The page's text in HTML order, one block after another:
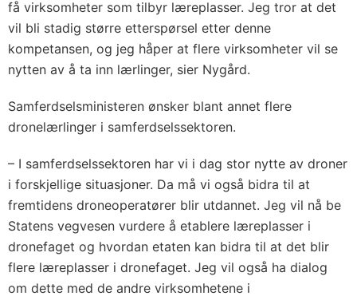
få virksomheter som tilbyr læreplasser. Jeg tror at det
vil bli stadig større etterspørsel etter denne
kompetansen, og jeg håper at flere virksomheter vil se
nytten av å ta inn lærlinger, sier Nygård.
Samferdselsministeren ønsker blant annet flere
dronelærlinger i samferdselssektoren.
– I samferdselssektoren har vi i dag stor nytte av droner
i forskjellige situasjoner. Da må vi også bidra til at
fremtidens droneoperatører blir utdannet. Jeg vil nå be
Statens vegvesen vurdere å etablere læreplasser i
dronefaget og hvordan etaten kan bidra til at det blir
flere læreplasser i dronefaget. Jeg vil også ha dialog
om dette med de andre virksomhetene i